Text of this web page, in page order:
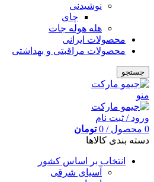
نوشیدنی
چای
هله هوله جات
محصولات ایرانی
محصولات مراقبتی و بهداشتی
جستجو
منو
ورود / ثبت نام
0 محصول /
0 تومان
دسته بندی کالاها
انتخاب بر اساس کشور
آسیای شرقی